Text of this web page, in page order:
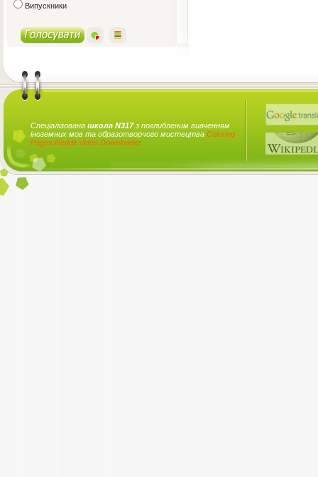
Випускники
Спеціалізована школа N317з поглибленим вивченням
іноземних мов та образотворчого мистецтва Coloring
Pages Reddit Video Downloader